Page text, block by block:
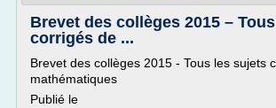
Brevet des collèges 2015 –
corrigés de ...
Brevet des collèges 2015 - Tous les sujets
mathématiques
Publié le